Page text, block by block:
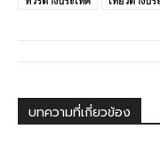
o
k
er
บทความที่เกี่ยวข้อง